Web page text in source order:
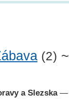
(2)
a Slezska—